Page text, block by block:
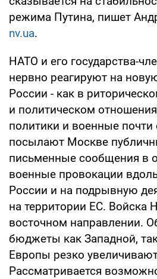
режима Путина, пишет
nv.ua.
НАТО и его государства-
нервно реагируют на
России - как в
и политическом
политики и военные
посылают Москве
письменные сообщения в
военные провокации
России и на подрывную
на территории ЕС. Войска
восточном направлении.
бюджеты как Западной,
Европы резко
Рассматривается